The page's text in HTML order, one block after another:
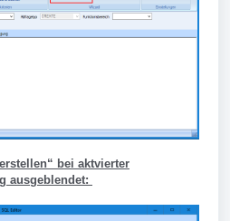
bei aktvierter
ausgeblendet: